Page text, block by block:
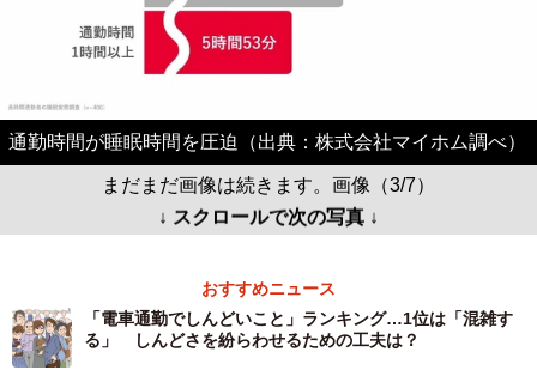
通勤時間が睡眠時間を圧迫（出典：株式会社マイホム調べ）
まだまだ画像は続きます。画像（3/7）
↓ スクロールで次の写真 ↓
おすすめニュース
「電車通勤でしんどいこと」ランキング…1位は「混雑す
る」 しんどさを紛らわせるための工夫は？